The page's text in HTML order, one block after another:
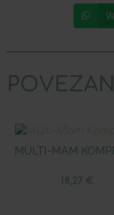
MULTI-MAM
18,27 €